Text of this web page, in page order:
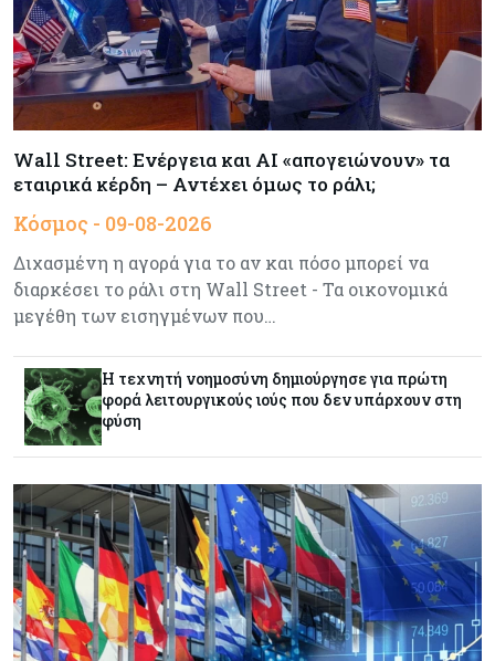
Κύπρο
Τουρισμός 09-08-2026
Στη σκανδιναβική αγορά ποντάρει η Κύπρος για
περισσότερους επισκέπτες τον χειμώνα
Κόσμος
Ενέργεια: Στερεύουν τα αποθέματα της
Ενέργεια
στέγες διευρύνει την επιδότησή τους
Κόσμος
Fed: Βαθαίνει η διαφωνία για τα επιτόκια – Στο
επίκεντρο η επίμονη ακρίβεια
Κόσμος 08-08-2026
Ορμούζ: Πάνω από $510.000 την ημέρα για ένα
VLCC – Η αγορά πληρώνει πλέον τον κίνδυνο
και όχι τα μίλια
Wall Street: Ενέργεια και AI «απογειώνουν» τα
εταιρικά κέρδη – Αντέχει όμως το ράλι;
Κόσμος - 09-08-2026
Διχασμένη η αγορά για το αν και πόσο μπορεί να
διαρκέσει το ράλι στη Wall Street - Τα οικονομικά
μεγέθη των εισηγμένων που…
Η τεχνητή νοημοσύνη δημιούργησε για πρώτη
φορά λειτουργικούς ιούς που δεν υπάρχουν στη
φύση